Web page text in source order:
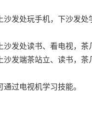
沙发处玩手机，下沙发处
沙发处读书、看电视，茶
沙发端茶站立、读书，茶
过电视机学习技能。